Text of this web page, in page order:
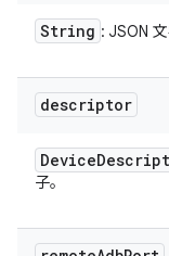
String : JSON 文
descriptor
Device
子。